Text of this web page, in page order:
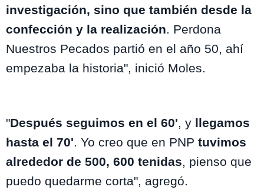
investigación, sino que también desde la
confección y la realización . Perdona
Nuestros Pecados partió en el año 50, ahí
empezaba la historia", inició Moles.
"Después seguimos en el 60' , y llegamos
hasta el 70' . Yo creo que en PNP tuvimos
alrededor de 500, 600 tenidas , pienso que
puedo quedarme corta", agregó.